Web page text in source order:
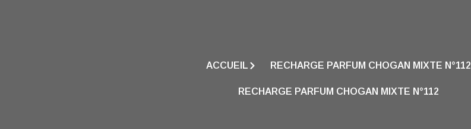
ACCUEIL RECHARGE PARFUM CHOGAN MIXTE N°112
RECHARGE PARFUM CHOGAN MIXTE N°112